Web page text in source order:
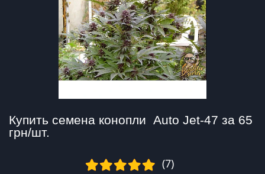
Купить семена конопли  Auto Jet-47 за 65
грн/шт.
(7)